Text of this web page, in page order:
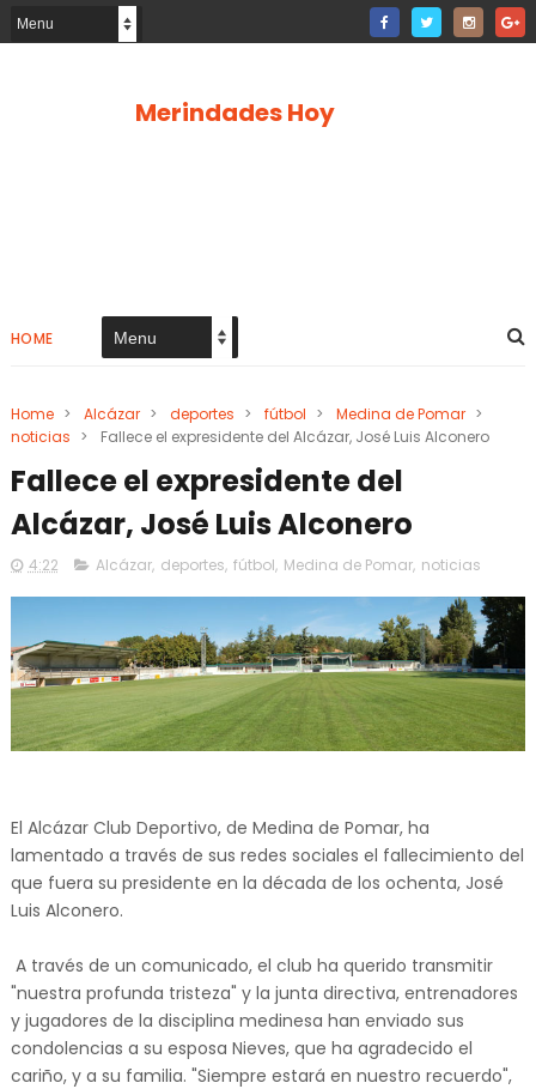
Merindades Hoy
HOME
Home > Alcázar > deportes > fútbol > Medina de Pomar >
noticias > Fallece el expresidente del Alcázar, José Luis Alconero
Fallece el expresidente del
Alcázar, José Luis Alconero
4:22 Alcázar, deportes, fútbol, Medina de Pomar, noticias
El Alcázar Club Deportivo, de Medina de Pomar, ha
lamentado a través de sus redes sociales el fallecimiento del
que fuera su presidente en la década de los ochenta, José
Luis Alconero.
A través de un comunicado, el club ha querido transmitir
"nuestra profunda tristeza" y la junta directiva, entrenadores
y jugadores de la disciplina medinesa han enviado sus
condolencias a su esposa Nieves, que ha agradecido el
cariño, y a su familia. "Siempre estará en nuestro recuerdo",